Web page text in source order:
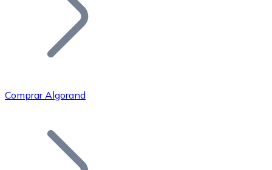
Bitcoin
Comprar Algorand